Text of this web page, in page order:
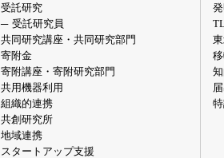
受託研究
受託研究員
共同研究講座・共同研究部門
寄附金
寄附講座・寄附研究部門
共用機器利用
組織的連携
共創研究所
地域連携
スタートアップ支援